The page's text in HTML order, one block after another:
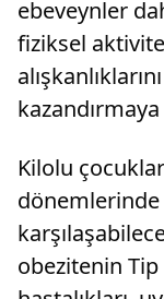
ebeveynler
fiziksel
kazandırmaya
Kilolu
dönemlerinde
obezitenin